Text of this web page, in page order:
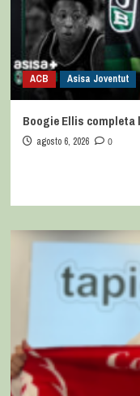
ACB Asisa Joventut
Boogie Ellis
agosto 6, 2026 0